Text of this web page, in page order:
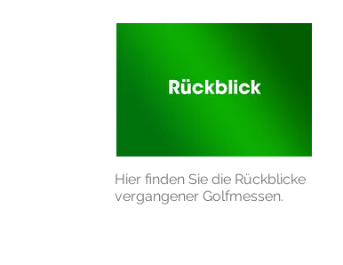
Hier finden Sie die Rückblicke
vergangener Golfmessen.